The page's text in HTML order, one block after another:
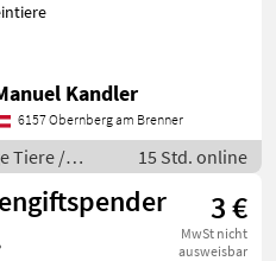
Kandler
6157 Obernberg am Brenner
Tiere /
15 Std. online
3 €
MwSt nicht
ausweisbar